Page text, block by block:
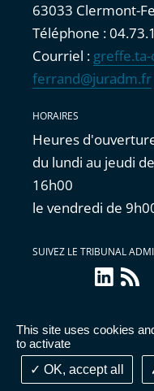
This site uses cookies
to activate
OK, accept all
63033 Clermont-
Téléphone :
Courriel :
ferrand@juradm.fr
HORAIRES
Heures
du lundi au jeudi
16h00
le vendredi de
SUIVEZ LE TRIBUNAL
linkedin
Flux
RSS
Accessibilité :
légales|Cookies